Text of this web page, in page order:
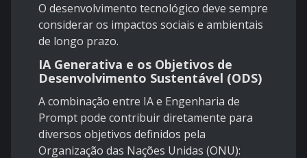
O desenvolvimento tecnológico deve sempre
considerar os impactos sociais e ambientais
de longo prazo.
IA Generativa e os Objetivos de
Desenvolvimento Sustentável (ODS)
A combinação entre IA e Engenharia de
Prompt pode contribuir diretamente para
diversos objetivos definidos pela
Organização das Nações Unidas (ONU):